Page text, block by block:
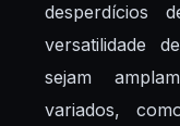
desperdícios
versatilidade
sejam
variados,